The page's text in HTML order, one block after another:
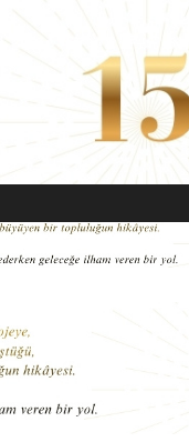
GÜZELLIK